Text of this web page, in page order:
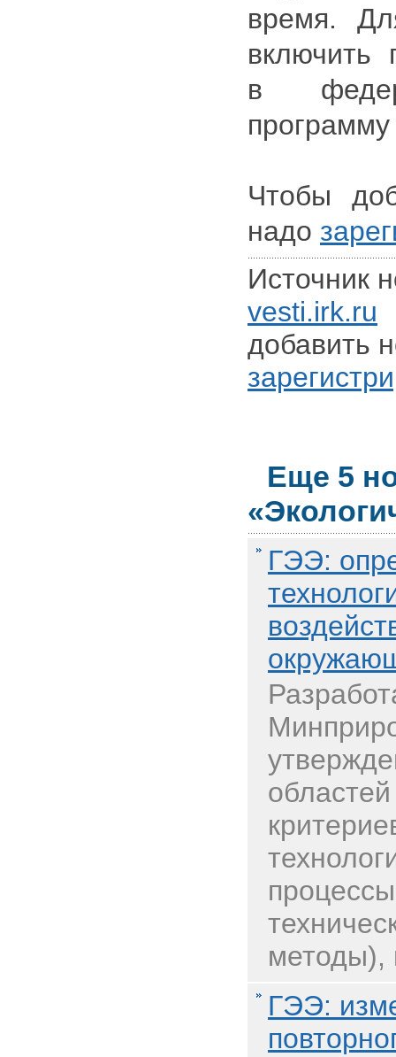
время.
включить
в
программу
Чтобы
надо
Источник
vesti.irk.ru
добавить
Еще 5
ГЭЭ:
методы),
ГЭЭ: